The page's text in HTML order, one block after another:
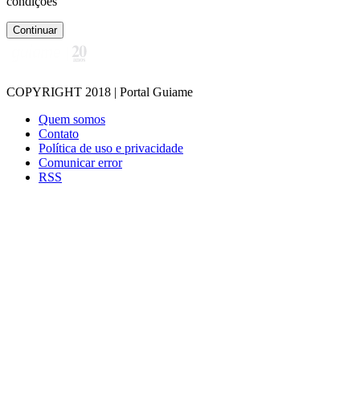
Continuar
COPYRIGHT 2018 | Portal Guiame
Quem somos
Contato
Política de uso e privacidade
Comunicar error
RSS